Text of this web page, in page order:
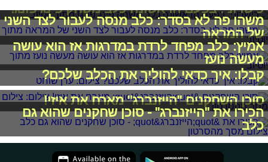
כישרוני: בפעם הראשונה כלב משחק פינג פונג!
משהו פה לא בסדר: כלב מנסה לעבור לצד השני
של המראה
אמיץ: כלב מפחד לרדת במדרגות אז הוא עושה
מעשה נועז
קבלו: איך כדאי להוליך את הכלב שלכם?
סוכן השחקנים "הייזנברג" מארח את איזי!
הכירו את "הייזנברג" - סוכן שחקנים שהוא גם
כלב